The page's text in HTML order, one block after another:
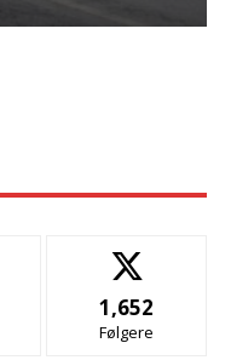
1,652
Følgere